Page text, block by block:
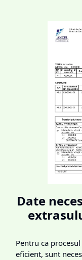
Date
Pentru ca
eficient, sunt